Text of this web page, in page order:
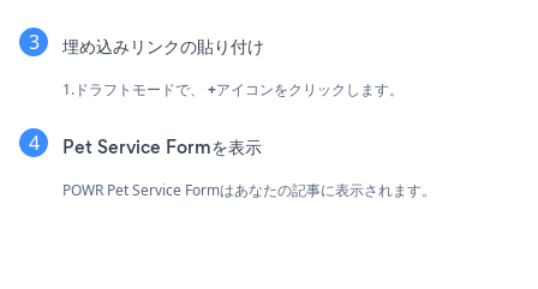
埋め込みリンクの貼り付け
1.ドラフトモードで、 +アイコンをクリックします。
Pet Service Formを表示
POWR Pet Service Formはあなたの記事に表示されます。